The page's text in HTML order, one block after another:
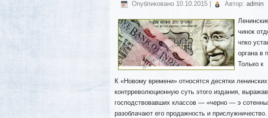
Опубликовано 10.10.2015 Автор: admin
чинок
чпко
органа в
Только к
К «Новому времени» относятся десятки
контрреволюционную суть этого издания,
господствовавших классов — «черно — э
разоблачают его продажность и